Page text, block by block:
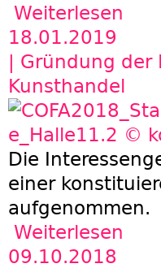
Weiterlesen
18.01.2019
| Gründung der
Kunsthandel
Die
einer
aufgenommen.
Weiterlesen
09.10.2018